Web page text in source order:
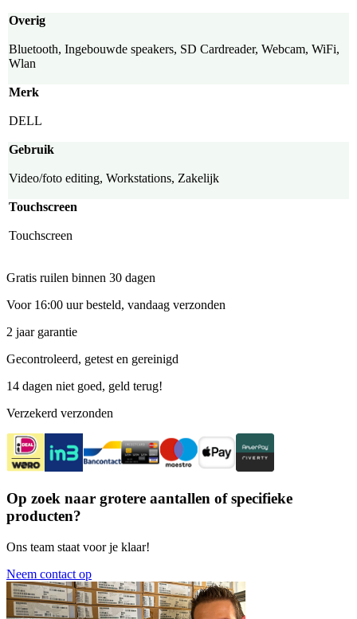
Overig
Bluetooth, Ingebouwde speakers, SD Cardreader, Webcam, WiFi,
Wlan
Merk
DELL
Gebruik
Video/foto editing, Workstations, Zakelijk
Touchscreen
Touchscreen
Gratis ruilen binnen 30 dagen
Voor 16:00 uur besteld, vandaag verzonden
2 jaar garantie
Gecontroleerd, getest en gereinigd
14 dagen niet goed, geld terug!
Verzekerd verzonden
Op zoek naar grotere aantallen of specifieke
producten?
Ons team staat voor je klaar!
Neem contact op